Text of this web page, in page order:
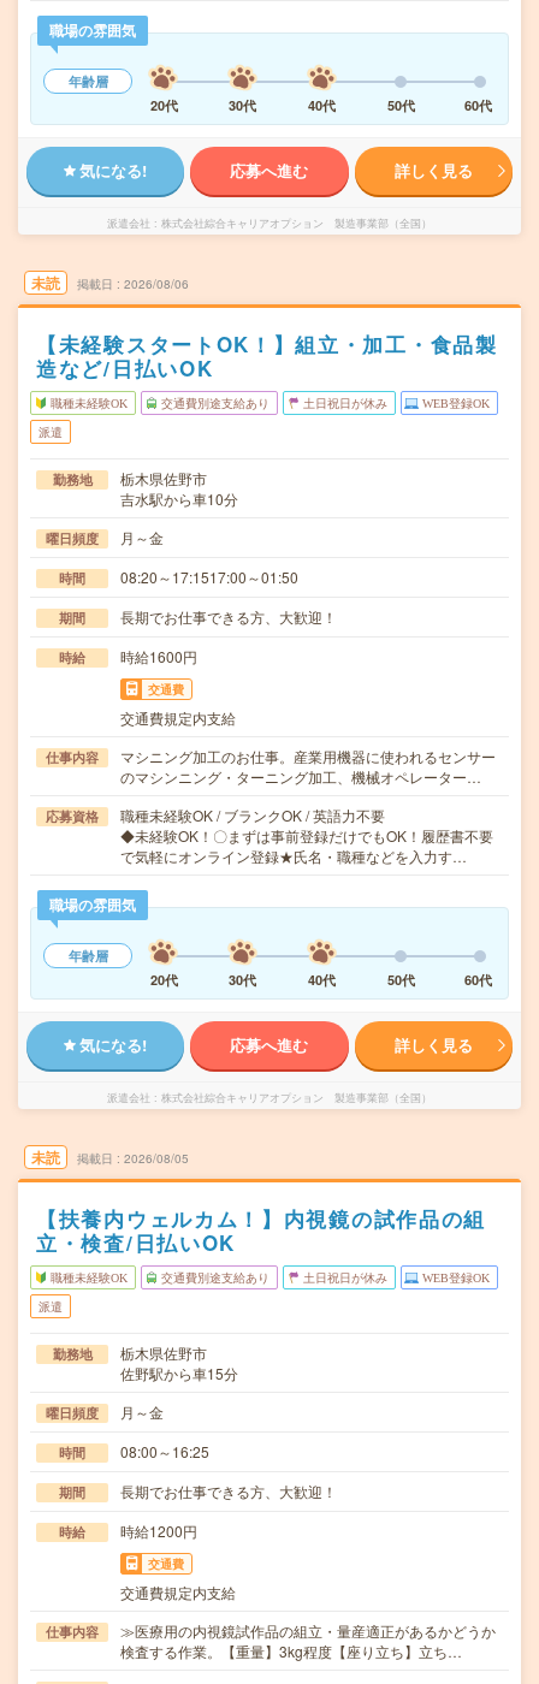
職場の雰囲気
年齢層
20代
30代 40代 50代 60代
気になる! 応募へ進む 詳しく見る
派遣会社 株式会社綜合キャリアオプション 製造事業部（全国）
未読 掲載日 2026/08/06
【未経験スタートOK！】組立・加工・食品製
造など/日払いOK
職種未経験OK 交通費別途支給あり 土日祝日が休み WEB登録OK
派遣
勤務地
栃木県佐野市
吉水駅から車10分
曜日頻度 月～金
時間 08:20～17:1517:00～01:50
期間 長期でお仕事できる方、大歓迎！
時給 時給1600円
交通費
交通費規定内支給
仕事内容
マシニング加工のお仕事。産業用機器に使われるセンサー
のマシンニング・ターニング加工、機械オペレーター…
応募資格
職種未経験OK / ブランクOK / 英語力不要
◆未経験OK！〇まずは事前登録だけでもOK！履歴書不要
で気軽にオンライン登録★氏名・職種などを入力す…
職場の雰囲気
年齢層
20代
30代 40代 50代 60代
気になる! 応募へ進む 詳しく見る
派遣会社 株式会社綜合キャリアオプション 製造事業部（全国）
未読 掲載日 2026/08/05
【扶養内ウェルカム！】内視鏡の試作品の組
立・検査/日払いOK
職種未経験OK 交通費別途支給あり 土日祝日が休み WEB登録OK
派遣
勤務地
栃木県佐野市
佐野駅から車15分
曜日頻度 月～金
時間 08:00～16:25
期間 長期でお仕事できる方、大歓迎！
時給 時給1200円
交通費
交通費規定内支給
仕事内容
≫医療用の内視鏡試作品の組立・量産適正があるかどうか
検査する作業。【重量】3kg程度【座り立ち】立ち…